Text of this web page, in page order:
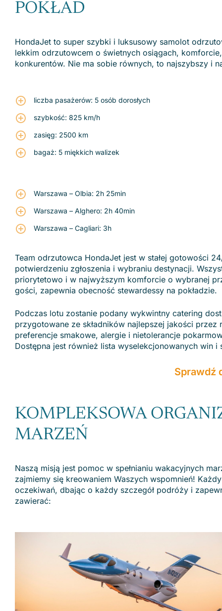
POKŁAD
HondaJet to super szybki i luksusowy samolot
lekkim odrzutowcem o świetnych osiągach,
konkurentów. Nie ma sobie równych, to najszybszy i
liczba pasażerów: 5 osób dorosłych
szybkość: 825 km/h
zasięg: 2500 km
bagaż: 5 miękkich walizek
Warszawa – Olbia: 2h 25min
Warszawa – Alghero: 2h 40min
Warszawa – Cagliari: 3h
Team odrzutowca HondaJet jest w stałej gotowości
potwierdzeniu zgłoszenia i wybraniu destynacji.
priorytetowo i w najwyższym komforcie o wybranej
gości, zapewnia obecność stewardessy na pokładzie.
Podczas lotu zostanie podany wykwintny catering
przygotowane ze składników najlepszej jakości
preferencje smakowe, alergie i nietolerancje
Dostępna jest również lista wyselekcjonowanych win i
Sprawdź
KOMPLEKSOWA
MARZEŃ
Naszą misją jest pomoc w spełnianiu wakacyjnych
zajmiemy się kreowaniem Waszych wspomnień!
oczekiwań, dbając o każdy szczegół podróży i
zawierać: